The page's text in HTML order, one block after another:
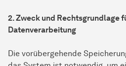
2. Zweck und Rechtsgrundlage
Datenverarbeitung
Die vorübergehende